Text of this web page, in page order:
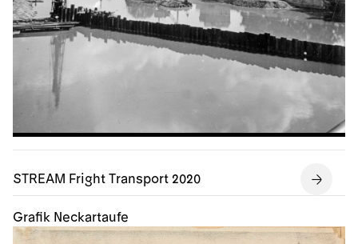
STREAM Fright Transport 2020
Grafik Neckartaufe